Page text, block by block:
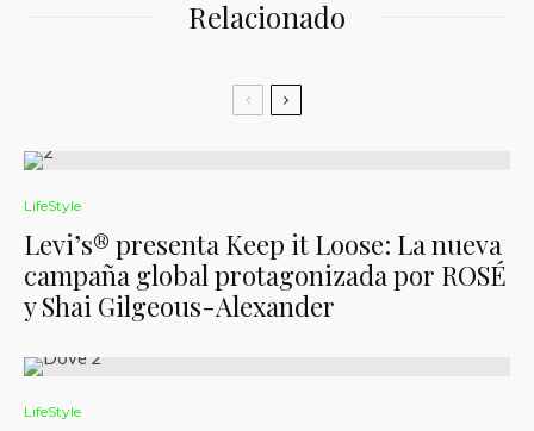
Relacionado
LifeStyle
Levi’s® presenta Keep it Loose: La nueva
campaña global protagonizada por ROSÉ
y Shai Gilgeous-Alexander
LifeStyle